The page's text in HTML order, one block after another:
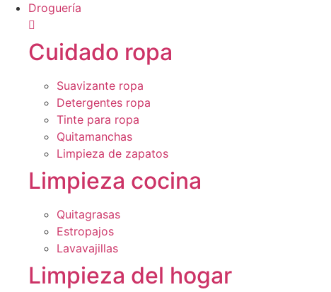
Droguería
Cuidado ropa
Suavizante ropa
Detergentes ropa
Tinte para ropa
Quitamanchas
Limpieza de zapatos
Limpieza cocina
Quitagrasas
Estropajos
Lavavajillas
Limpieza del hogar